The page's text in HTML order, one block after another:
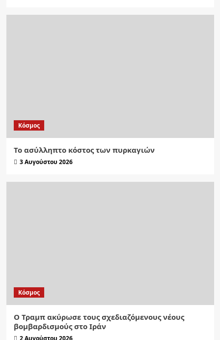
Κόσμος
Το ασύλληπτο κόστος των πυρκαγιών
3 Αυγούστου 2026
Κόσμος
Ο Τραμπ ακύρωσε τους σχεδιαζόμενους νέους
βομβαρδισμούς στο Ιράν